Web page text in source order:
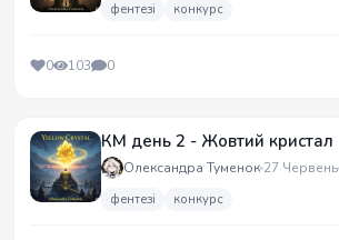
фентезі конкурс
0 103 0
КМ день 2 - Жовтий кристал
Олександра Туменок 27 Червень
фентезі конкурс